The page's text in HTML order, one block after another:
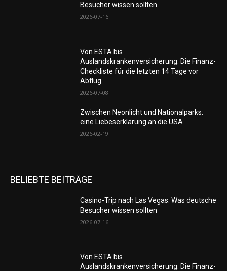
Besucher wissen sollten
2026-07-16
Von ESTA bis
Auslandskrankenversicherung: Die Finanz-
Checkliste für die letzten 14 Tage vor
Abflug
2026-07-08
Zwischen Neonlicht und Nationalparks:
eine Liebeserklärung an die USA
2026-02-19
BELIEBTE BEITRÄGE
Casino-Trip nach Las Vegas: Was deutsche
Besucher wissen sollten
2026-07-16
Von ESTA bis
Auslandskrankenversicherung: Die Finanz-